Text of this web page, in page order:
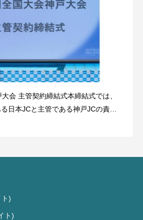
会 主管契約締結式本締結式では、
日本JCと主管である神戸JCの責任
ともに、各地会員会議所の理事長を
)
ト)